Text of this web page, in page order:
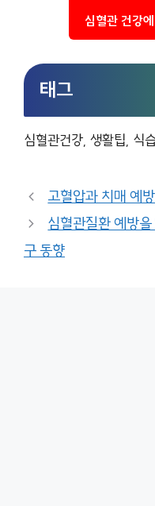
심혈관 건강
태그
심혈관건강, 생활팁, 식
고혈압과 치매 예
심혈관질환 예방
구 동향